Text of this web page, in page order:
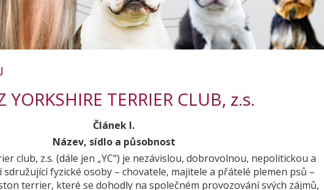
YORKSHIRE TERRIER CLUB, z.s.
Článek I.
Název, sídlo a působnost
club, z.s. (dále jen „YC“) je nezávislou, dobrovolnou, nepolitickou a
fyzické osoby – chovatele, majitele a přátelé plemen psů –
terrier, které se dohodly na společném provozování svých zájmů,